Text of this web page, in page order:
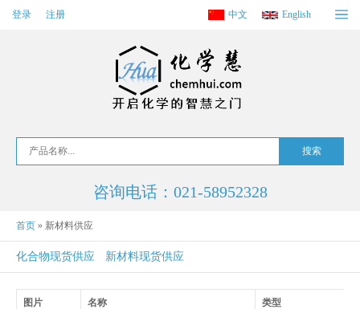
登录 注册 中文 English
咨询电话：021-58952328
首页 » 新材料供应
化合物现货供应 新材料现货供应
图片 名称 类型